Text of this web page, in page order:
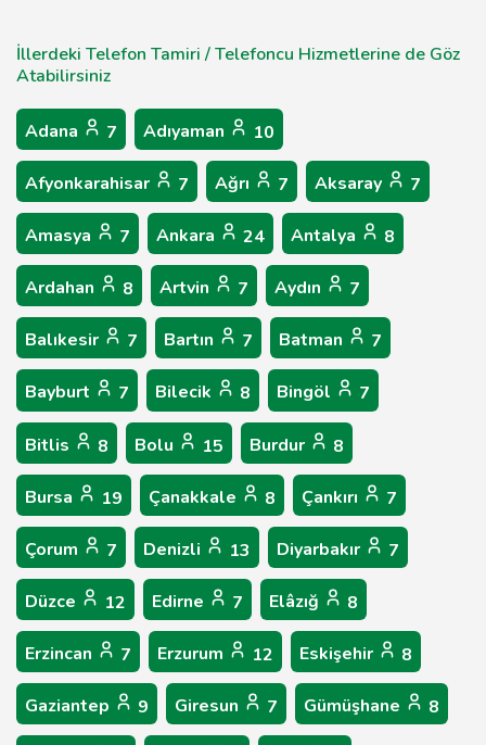
İllerdeki Telefon Tamiri / Telefoncu Hizmetlerine de Göz
Atabilirsiniz
Adana 7 Adıyaman 10
Afyonkarahisar 7 Ağrı 7 Aksaray 7
Amasya 7 Ankara 24 Antalya 8
Ardahan 8 Artvin 7 Aydın 7
Balıkesir 7 Bartın 7 Batman 7
Bayburt 7 Bilecik 8 Bingöl 7
Bitlis 8 Bolu 15 Burdur 8
Bursa 19 Çanakkale 8 Çankırı 7
Çorum 7 Denizli 13 Diyarbakır 7
Düzce 12 Edirne 7 Elâzığ 8
Erzincan 7 Erzurum 12 Eskişehir 8
Gaziantep 9 Giresun 7 Gümüşhane 8